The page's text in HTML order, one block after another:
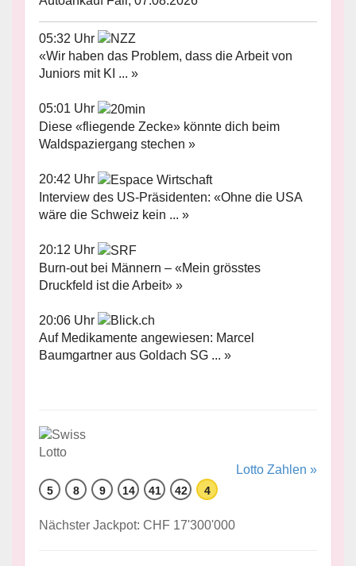
05:32 Uhr
«Wir haben das Problem, dass die Arbeit von
Juniors mit KI ... »
05:01 Uhr
Diese «fliegende Zecke» könnte dich beim
Waldspaziergang stechen »
20:42 Uhr
Interview des US-Präsidenten: «Ohne die USA
wäre die Schweiz kein ... »
20:12 Uhr
Burn-out bei Männern – «Mein grösstes
Druckfeld ist die Arbeit» »
20:06 Uhr
Auf Medikamente angewiesen: Marcel
Baumgartner aus Goldach SG ... »
Lotto Zahlen »
5 8 9 14 41 42 4
Nächster Jackpot: CHF 17'300'000